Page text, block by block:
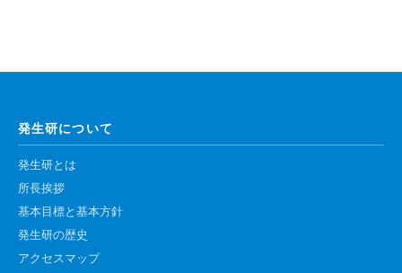
発生研について
発生研とは
所長挨拶
基本目標と基本方針
発生研の歴史
アクセスマップ